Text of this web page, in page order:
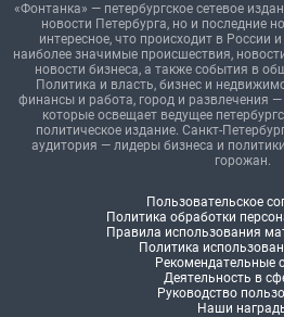
«Фонтанка» — петербургское сетевое
новости Петербурга, но и последние
интересное, что происходит в России
наиболее значимые происшествия,
новости бизнеса, а также события в
Политика и власть, бизнес и
финансы и работа, город и развлечения
которые освещает ведущее
политическое издание. Санкт-
аудитория — лидеры бизнеса и
горожан.
Пользовательское
Политика обработки
Правила использования
Политика
Рекомендательные
Деятельность в
Руководство
Наши